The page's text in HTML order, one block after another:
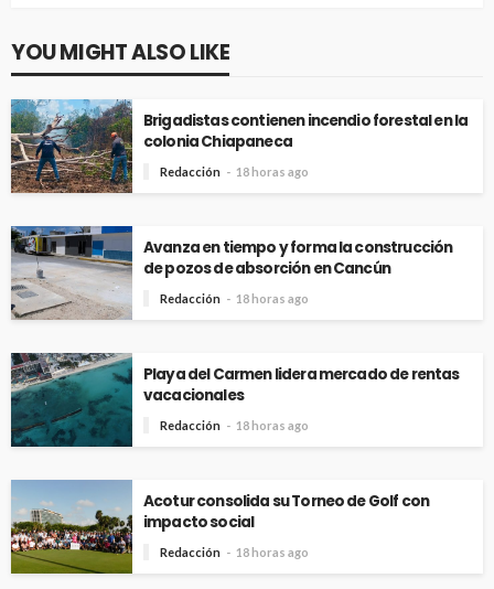
YOU MIGHT ALSO LIKE
Brigadistas contienen incendio forestal en la
colonia Chiapaneca
Redacción 18 horas ago
Avanza en tiempo y forma la construcción
de pozos de absorción en Cancún
Redacción 18 horas ago
Playa del Carmen lidera mercado de rentas
vacacionales
Redacción 18 horas ago
Acotur consolida su Torneo de Golf con
impacto social
Redacción 18 horas ago